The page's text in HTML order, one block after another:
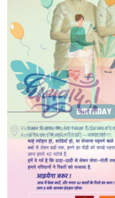
POPULAR NEWS